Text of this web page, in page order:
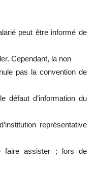
peut être informé de
Cependant, la non
pas la convention de
défaut d’information du
représentative
faire assister ; lors de